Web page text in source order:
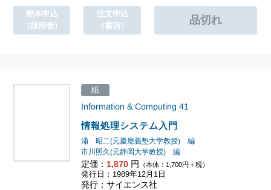
献本申込
（採用者）
注文申込
（書店）
情報処理システム入門
Information & Computing 41
浦 昭二(元慶應義塾大学教授) 編
市川照久(元静岡大学教授) 編
定価： 1,870 円 （本体：1,700円＋税）
紙
発行日：1989年12月1日
発行：サイエンス社